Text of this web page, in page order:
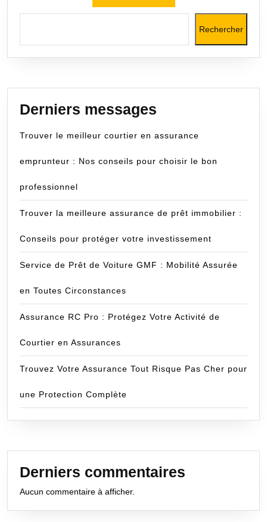
Rechercher
Derniers messages
Trouver le meilleur courtier en assurance
emprunteur : Nos conseils pour choisir le bon
professionnel
Trouver la meilleure assurance de prêt immobilier :
Conseils pour protéger votre investissement
Service de Prêt de Voiture GMF : Mobilité Assurée
en Toutes Circonstances
Assurance RC Pro : Protégez Votre Activité de
Courtier en Assurances
Trouvez Votre Assurance Tout Risque Pas Cher pour
une Protection Complète
Derniers commentaires
Aucun commentaire à afficher.